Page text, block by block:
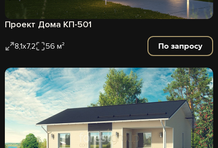
Проект Дома КП-501
8,1х7,2 56 м² По запросу